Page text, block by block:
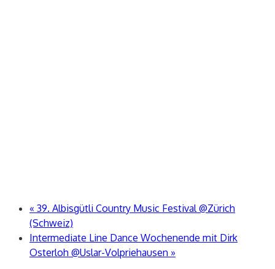
« 39. Albisgütli Country Music Festival @Zürich
(Schweiz)
Intermediate Line Dance Wochenende mit Dirk
Osterloh @Uslar-Volpriehausen »